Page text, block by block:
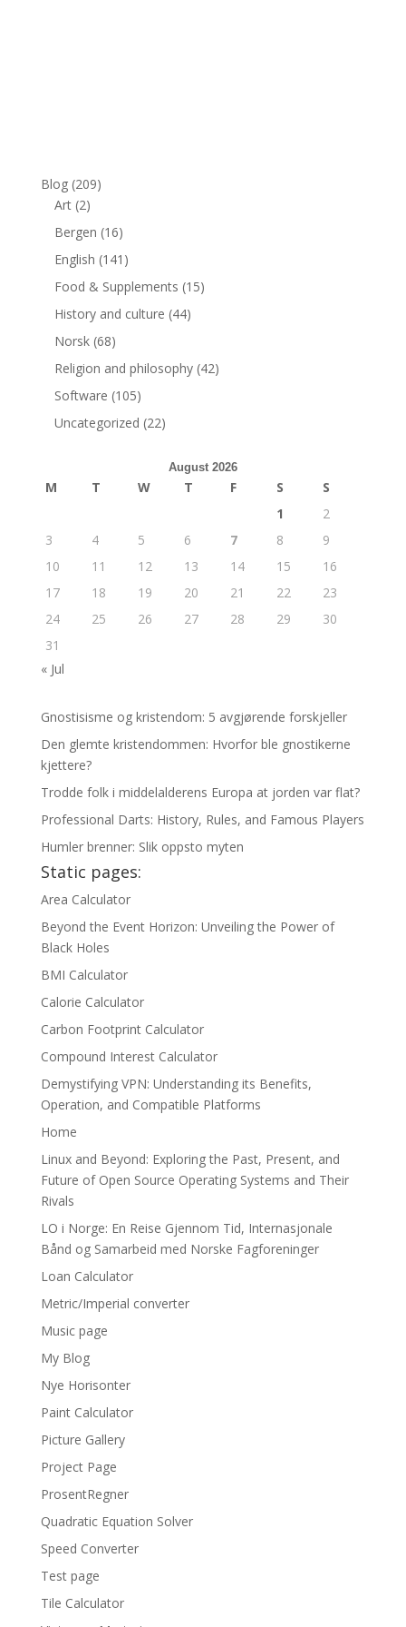
Blog(209)
Art(2)
Bergen (16)
English (141)
Food & Supplements (15)
History and culture (44)
Norsk(68)
Religion and philosophy(42)
Software (105)
Uncategorized (22)
August 2026
M T W T F S
S
1
2
3
4 5 6 7 8
9
10
11 12 13 14 15
16
17
18 19 20 21 22
23
24
25 26 27 28 29
30
31
« Jul
Gnostisisme og kristendom: 5 avgjørende forskjeller
Den glemte kristendommen: Hvorfor ble gnostikerne
kjettere?
Trodde folk i middelalderens Europa at jorden var flat?
Professional Darts: History, Rules, and Famous Players
Humler brenner: Slik oppsto myten
Static pages:
Area Calculator
Beyond the Event Horizon: Unveiling the Power of
Black Holes
BMI Calculator
Calorie Calculator
Carbon Footprint Calculator
Compound Interest Calculator
Demystifying VPN: Understanding its Benefits,
Operation, and Compatible Platforms
Home
Linux and Beyond: Exploring the Past, Present, and
Future of Open Source Operating Systems and Their
Rivals
LO i Norge: En Reise Gjennom Tid, Internasjonale
Bånd og Samarbeid med Norske Fagforeninger
Loan Calculator
Metric/Imperial converter
Music page
My Blog
Nye Horisonter
Paint Calculator
Picture Gallery
Project Page
ProsentRegner
Quadratic Equation Solver
Speed Converter
Test page
Tile Calculator